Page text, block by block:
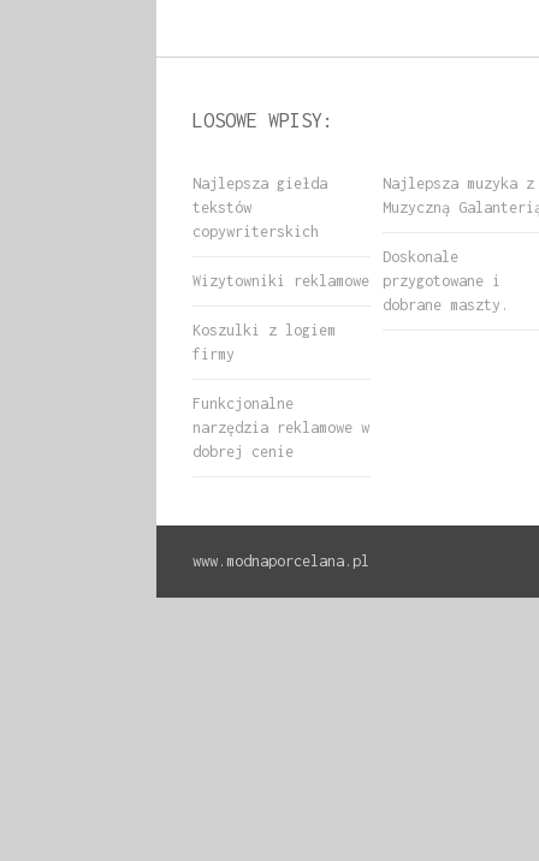
LOSOWE WPISY:
Najlepsza muzyka z
Muzyczną
Najlepsza giełda
tekstów
copywriterskich
Doskonale
przygotowane i
dobrane maszty.
Wizytowniki reklamowe
Koszulki z logiem
firmy
Funkcjonalne
narzędzia reklamowe w
dobrej cenie
www.modnaporcelana.pl